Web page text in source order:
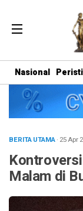
Nasional
BERITA UTAMA· 25 Apr
Malam di